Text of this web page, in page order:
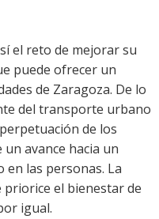
el reto de mejorar su
puede ofrecer un
de Zaragoza. De lo
del transporte urbano
de los
avance hacia un
en las personas. La
priorice el bienestar de
igual.